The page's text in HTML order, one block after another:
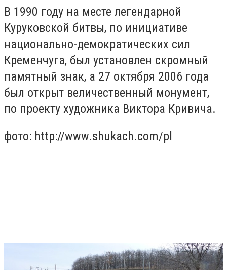
В 1990 году на месте легендарной
Куруковской битвы, по инициативе
национально-демократических сил
Кременчуга, был установлен скромный
памятный знак, а 27 октября 2006 года
был открыт величественный монумент,
по проекту художника Виктора Кривича.
фото: http://www.shukach.com/pl